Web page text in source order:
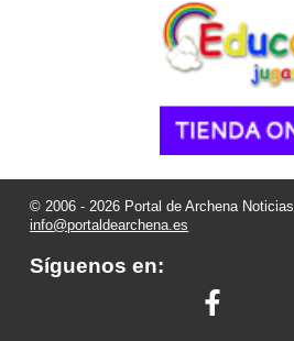
© 2006 - 2026 Portal de Archena Noticias
info@portaldearchena.es
Síguenos en: